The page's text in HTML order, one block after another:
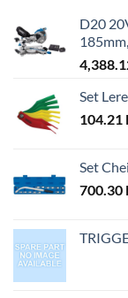
D20
Set
104.21
Set
700.30